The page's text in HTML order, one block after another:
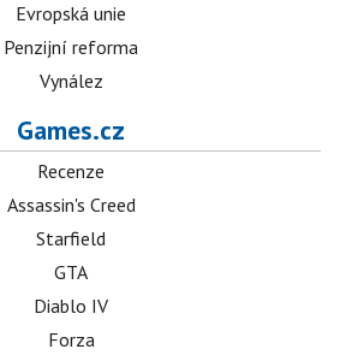
Evropská unie
Penzijní reforma
Vynález
Games.cz
Recenze
Assassin's Creed
Starfield
GTA
Diablo IV
Forza